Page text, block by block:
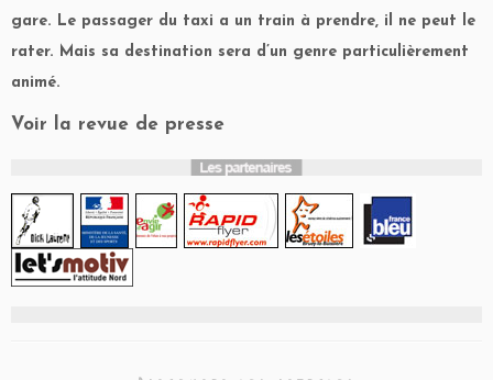
gare. Le passager du taxi a un train à prendre, il ne peut le
rater. Mais sa destination sera d’un genre particulièrement
animé.
Voir la revue de presse